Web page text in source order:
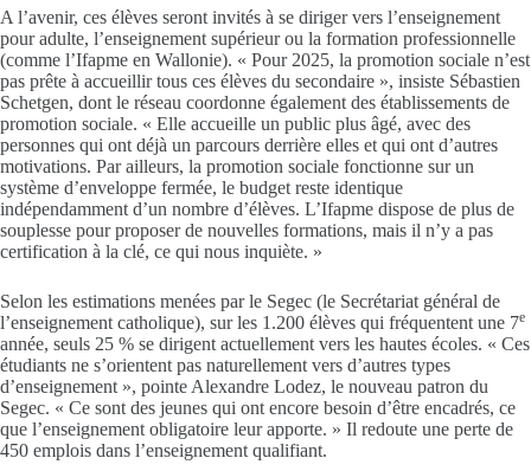
A l’avenir, ces élèves seront invités à se diriger vers l’enseignement
pour adulte, l’enseignement supérieur ou la formation professionnelle
(comme l’Ifapme en Wallonie). « Pour 2025, la promotion sociale n’est
pas prête à accueillir tous ces élèves du secondaire », insiste Sébastien
Schetgen, dont le réseau coordonne également des établissements de
promotion sociale. « Elle accueille un public plus âgé, avec des
personnes qui ont déjà un parcours derrière elles et qui ont d’autres
motivations. Par ailleurs, la promotion sociale fonctionne sur un
système d’enveloppe fermée, le budget reste identique
indépendamment d’un nombre d’élèves. L’Ifapme dispose de plus de
souplesse pour proposer de nouvelles formations, mais il n’y a pas
certification à la clé, ce qui nous inquiète. »
Selon les estimations menées par le Segec (le Secrétariat général de
l’enseignement catholique), sur les 1.200 élèves qui fréquentent une 7e
année, seuls 25 % se dirigent actuellement vers les hautes écoles. « Ces
étudiants ne s’orientent pas naturellement vers d’autres types
d’enseignement », pointe Alexandre Lodez, le nouveau patron du
Segec. « Ce sont des jeunes qui ont encore besoin d’être encadrés, ce
que l’enseignement obligatoire leur apporte. » Il redoute une perte de
450 emplois dans l’enseignement qualifiant.